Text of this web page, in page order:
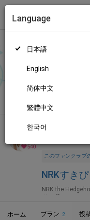
トップ
Language
日本語
English
简体中文
繁體中文
한국어
540人のファン
ラビア🤫10枚
540
全年齢向け
このファンクラブ
NRKすき
NRK the
ホーム プラン 2 投